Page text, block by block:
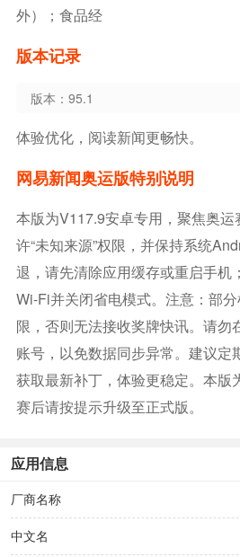
外）；食品经
版本记录
版本：95.1
体验优化，阅读新闻更畅快。
网易新闻奥运版特别说明
本版为v117.9安卓专用，聚焦奥
许“未知来源”权限，并保持系统
退，请先清除应用缓存或重启手机
Wi-Fi并关闭省电模式。注意：部
限，否则无法接收奖牌快讯。请勿
账号，以免数据同步异常。建议定
获取最新补丁，体验更稳定。本版
赛后请按提示升级至正式版。
应用信息
厂商名称
中文名